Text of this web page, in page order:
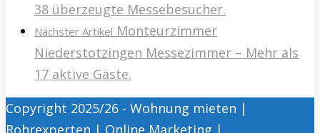
38 überzeugte Messebesucher.
Nächster Artikel Monteurzimmer
Niederstotzingen Messezimmer – Mehr als
17 aktive Gäste.
Copyright 2025/26 - Wohnung mieten |
Rohrexperten | Online Marketing |